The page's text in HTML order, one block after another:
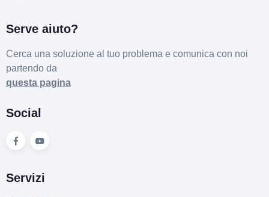
Serve aiuto?
Cerca una soluzione al tuo problema e comunica con noi
partendo da
questa pagina
Social
Servizi